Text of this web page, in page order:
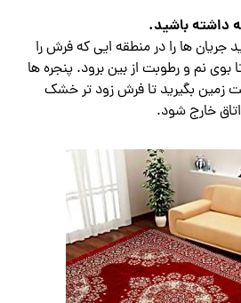
داشته باشید.
جریان ها را در منطقه ایی که فرش را
بوی نم و رطوبت از بین برود. پنجره ها
زمین بگیرید تا فرش زود تر خشک
خارج شود.